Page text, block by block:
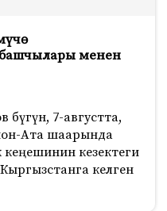
менен
7-августта,
Ата шаарында
кезектеги
келген